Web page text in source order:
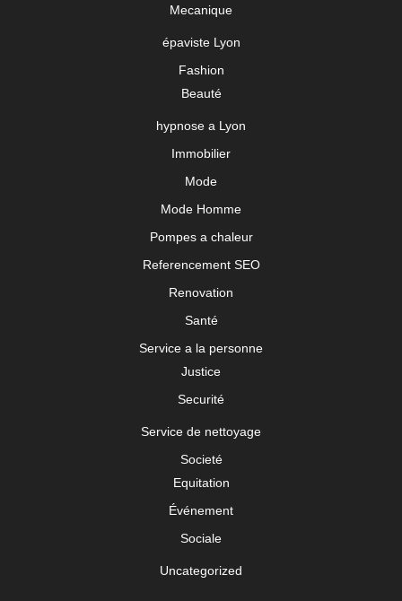
Mecanique
épaviste Lyon
Fashion
Beauté
hypnose a Lyon
Immobilier
Mode
Mode Homme
Pompes a chaleur
Referencement SEO
Renovation
Santé
Service a la personne
Justice
Securité
Service de nettoyage
Societé
Equitation
Événement
Sociale
Uncategorized